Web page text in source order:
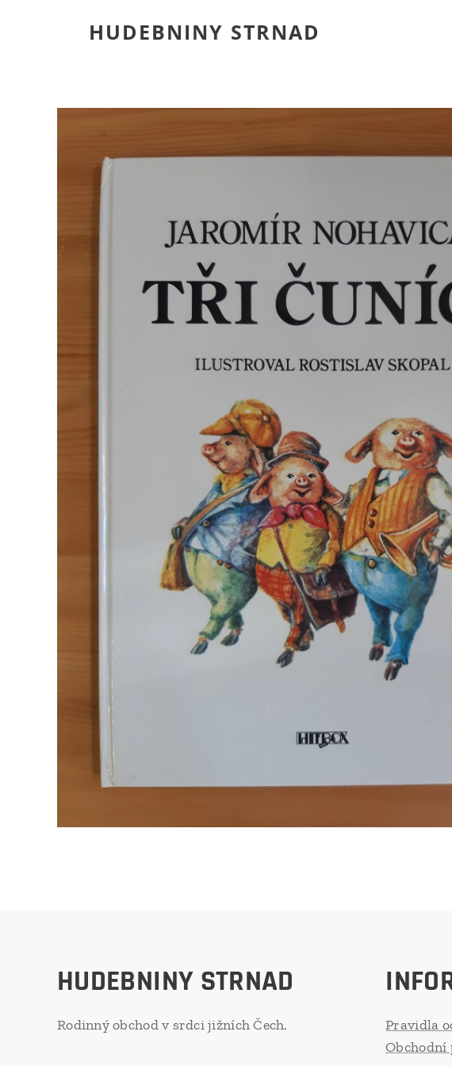
HUDEBNINY STRNAD
HUDEBNINY STRNAD
Rodinný obchod v srdci jižních Čech.
Pravidla
Obchodní